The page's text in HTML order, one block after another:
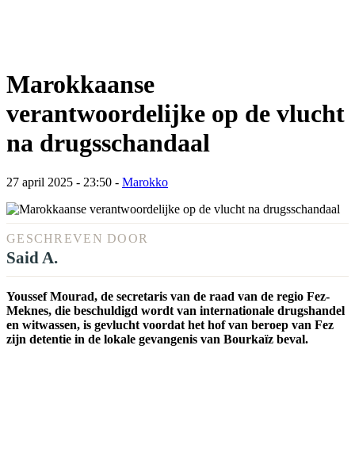
Marokkaanse
verantwoordelijke op de vlucht
na drugsschandaal
27 april 2025 - 23:50 - Marokko
GESCHREVEN DOOR
Said A.
Youssef Mourad, de secretaris van de raad van de regio Fez-
Meknes, die beschuldigd wordt van internationale drugshandel
en witwassen, is gevlucht voordat het hof van beroep van Fez
zijn detentie in de lokale gevangenis van Bourkaïz beval.